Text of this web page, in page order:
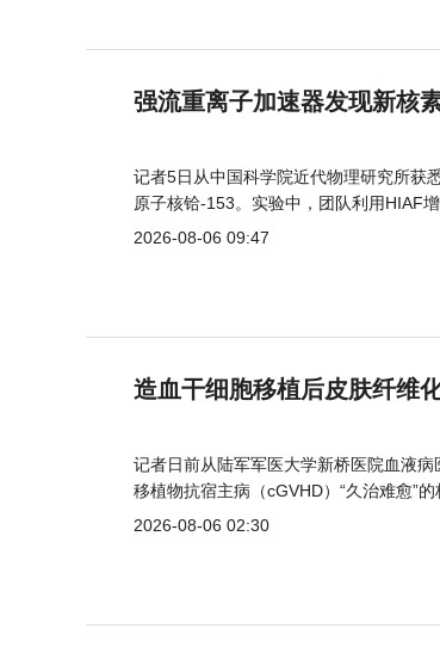
强流重离子加速器发现新核
记者5日从中国科学院近代物理研究所获
原子核铪-153。实验中，团队利用HIAF
2026-08-06 09:47
造血干细胞移植后皮肤纤维
记者日前从陆军军医大学新桥医院血液
移植物抗宿主病（cGVHD）“久治难愈”
2026-08-06 02:30